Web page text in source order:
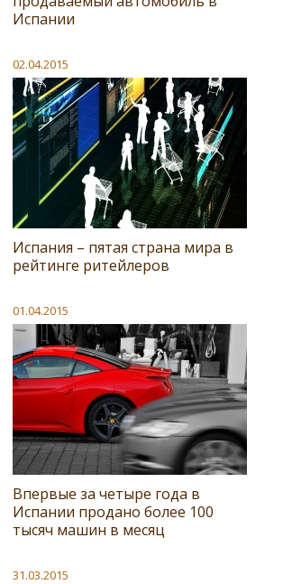
Испании
02.04.2015
Испания – пятая страна мира в
рейтинге ритейлеров
01.04.2015
Впервые за четыре года в
Испании продано более 100
тысяч машин в месяц
31.03.2015